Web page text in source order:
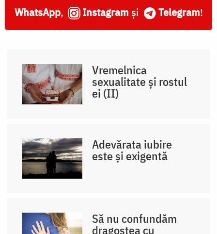
WhatsApp, Instagram și Telegram!
Vremelnica
sexualitate și rostul
ei (II)
Adevărata iubire
este și exigentă
Să nu confundăm
dragostea cu